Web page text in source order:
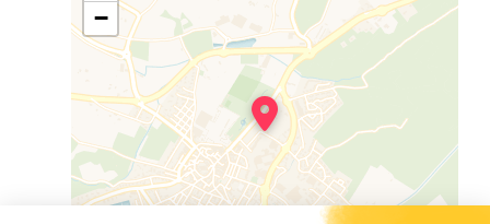
−